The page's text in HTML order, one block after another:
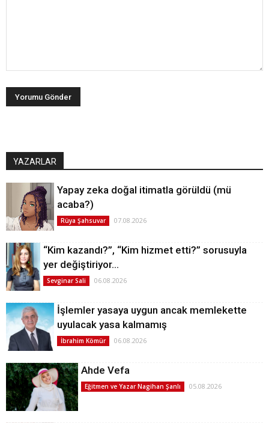
YAZARLAR
Yapay zeka doğal itimatla görüldü (mü
acaba?)
Rüya Şahsuvar 07.08.2026
“Kim kazandı?”, “Kim hizmet etti?” sorusuyla
yer değiştiriyor…
Sevginar Sali 06.08.2026
İşlemler yasaya uygun ancak memlekette
uyulacak yasa kalmamış
İbrahim Kömür 06.08.2026
Ahde Vefa
Eğitmen ve Yazar Nagihan Şanlı 05.08.2026